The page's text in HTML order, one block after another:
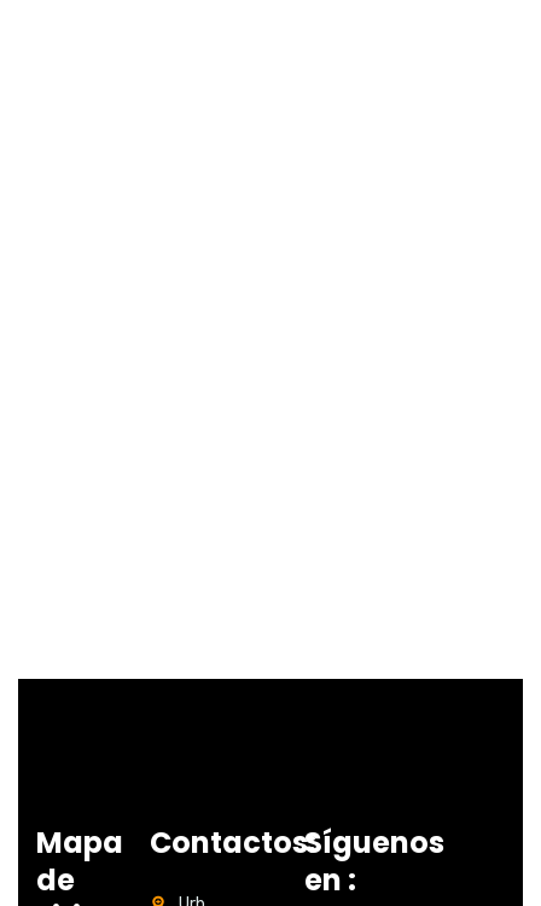
Mapa
de
Contactos:Síguenos
en :